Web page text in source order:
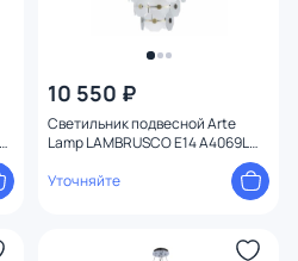
10 550 ₽
Светильник подвесной Arte
Lamp LAMBRUSCO E14 A4069LM-
Уточняйте